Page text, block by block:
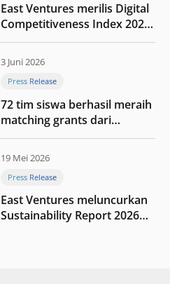
East Ventures merilis Digital
Competitiveness Index 2026,
menyoroti fase transformasi
digital Indonesia selanjutnya
3 Juni 2026
Press Release
72 tim siswa berhasil meraih
matching grants dari
program My First $1000
19 Mei 2026
Press Release
East Ventures meluncurkan
Sustainability Report 2026